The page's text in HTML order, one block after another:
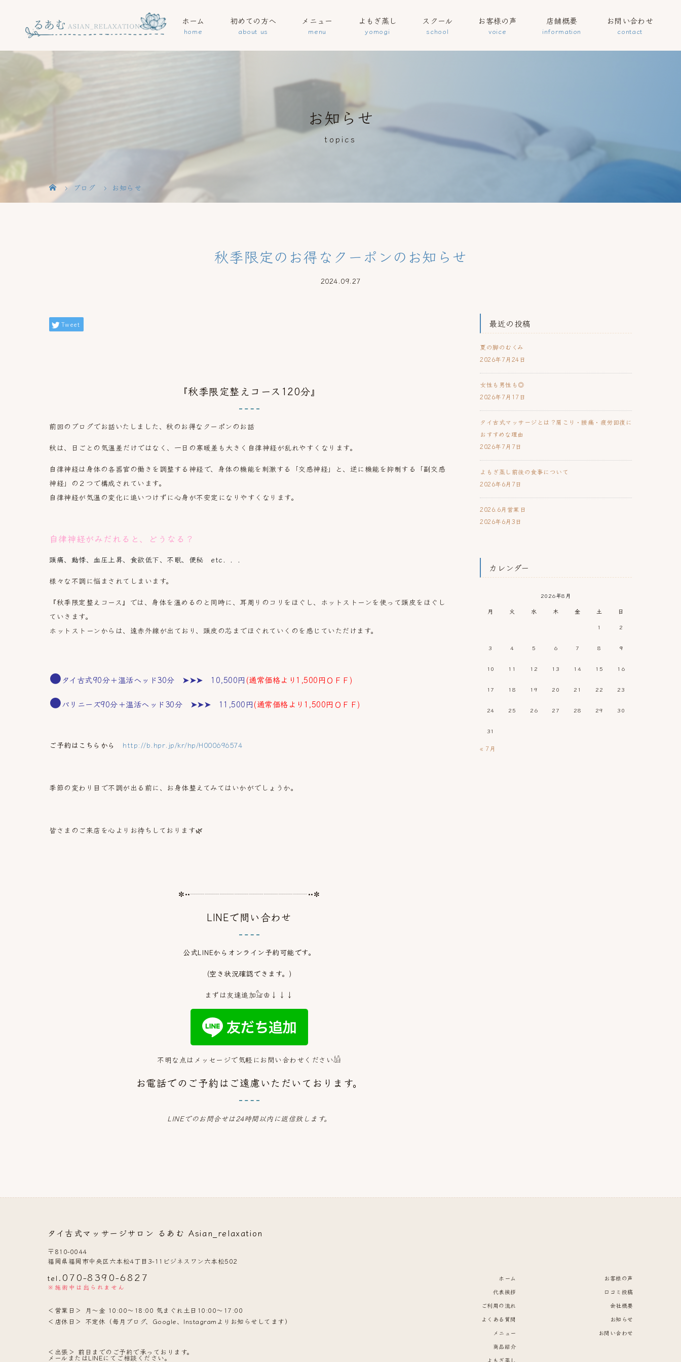
ホーム 初めての方へ メニュー よもぎ蒸し スクール お客様の声 店舗概要 お問い合わせ
お知らせ
topics
ブログ お知らせ
秋季限定のお得なクーポンのお知らせ
2024.09.27
Tweet
『秋季限定整えコース120分』
前回のブログでお話いたしました、秋のお得なクーポンのお話
秋は、日ごとの気温差だけではなく、一日の寒暖差も大きく自律神経が乱れやすくなります。
自律神経は身体の各器官の働きを調整する神経で、身体の機能を刺激する「交感神経」と、逆に機能を抑制する「副交感
神経」の２つで構成されています。
自律神経が気温の変化に追いつけずに心身が不安定になりやすくなります。
自律神経がみだれると、どうなる？
頭痛、動悸、血圧上昇、食欲低下、不眠、便秘 etc．．．
様々な不調に悩まされてしまいます。
『秋季限定整えコース』では、身体を温めるのと同時に、耳周りのコリをほぐし、ホットストーンを使って頭皮をほぐし
ていきます。
ホットストーンからは、遠赤外線が出ており、頭皮の芯までほぐれていくのを感じていただけます。
● タイ古式90分＋温活ヘッド30分 ➤➤➤ 10,500円 (通常価格より1,500円ＯＦＦ)
●バリニーズ90分＋温活ヘッド30分 ➤➤➤ 11,500円(通常価格より1,500円ＯＦＦ)
ご予約はこちらから http://b.hpr.jp/kr/hp/H000696574
季節の変わり目で不調が出る前に、お身体整えてみてはいかがでしょうか。
皆さまのご来店を心よりお待ちしております🌿
✼••┈┈┈┈┈┈┈┈┈┈┈┈┈┈┈┈••✼
LINEで問い合わせ
公式LINEからオンライン予約可能です。
(空き状況確認できます。)
まずは友達追加𓃠♔↓↓↓
不明な点はメッセージで気軽にお問い合わせください𓀌
お電話でのご予約はご遠慮いただいております。
LINEでのお問合せは24時間以内に返信致します。
最近の投稿
夏の脚のむくみ
2026年7月24日
女性も男性も◎
2026年7月17日
タイ古式マッサージとは？肩こり・腰痛・疲労回復に
おすすめな理由
2026年7月7日
よもぎ蒸し前後の食事について
2026年6月7日
2026.6月営業日
2026年6月3日
カレンダー
2026年8月
月
火 水 木 金 土
日
1
2
3 4 5 6 7 8 9
10 11 12 13 14 15 16
17 18 19 20 21 22 23
24 25 26 27 28 29 30
31
« 7月
タイ古式マッサージサロン るあむ Asian_relaxation
〒810-0044
福岡県福岡市中央区六本松4丁目3-11ビジネスワン六本松502
tel. 070-8390-6827
※施術中は出られません
営業日
月〜金 10:00〜18:00 気まぐれ土日10:00〜17:00
店休日
不定休（毎月ブログ、Google、Instagramよりお知らせしてます）
出張 前日までのご予約で承っております。
メールまたはLINEにてご相談ください。
ホーム
代表挨拶
ご利用の流れ
よくある質問
メニュー
商品紹介
よもぎ蒸し
お客様の声
口コミ投稿
会社概要
お知らせ
お問い合わせ